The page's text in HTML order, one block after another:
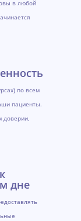
в любой
по всем
пациенты.
доверии,
дне